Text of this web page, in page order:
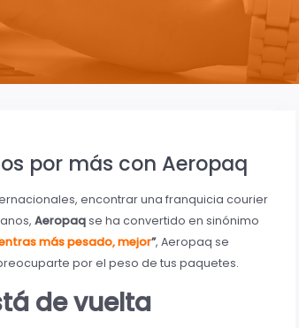
por más con Aeropaq
encontrar una franquicia courier
Aeropaqse ha convertido en sinónimo
más pesado, mejor”, Aeropaq se
por el peso de tus paquetes.
de vuelta